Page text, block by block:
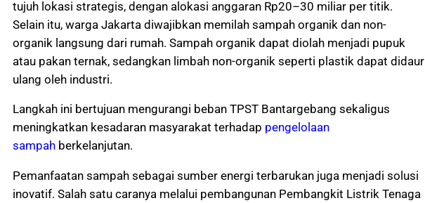
tujuh lokasi strategis, dengan alokasi anggaran Rp20–30 miliar per titik.
Selain itu, warga Jakarta diwajibkan memilah sampah organik dan non-
organik langsung dari rumah. Sampah organik dapat diolah menjadi pupuk
atau pakan ternak, sedangkan limbah non-organik seperti plastik dapat didaur
ulang oleh industri.
Langkah ini bertujuan mengurangi beban TPST Bantargebang sekaligus
meningkatkan kesadaran masyarakat terhadap pengelolaan
sampah berkelanjutan.
Pemanfaatan sampah sebagai sumber energi terbarukan juga menjadi solusi
inovatif. Salah satu caranya melalui pembangunan Pembangkit Listrik Tenaga